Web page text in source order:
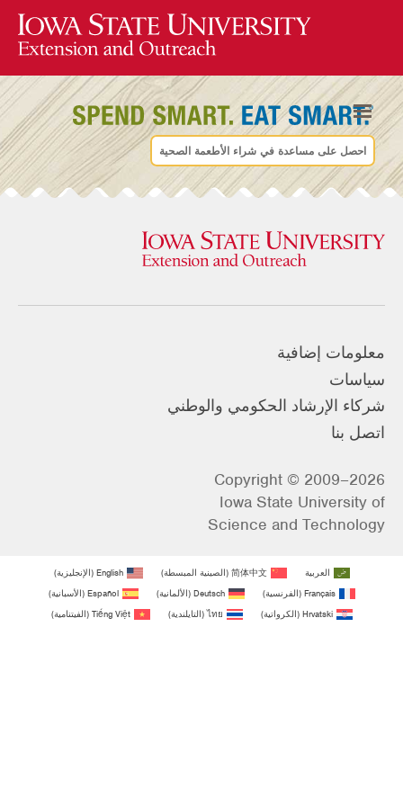
احصل على مساعدة في شراء الأطعمة الصحية
معلومات إضافية
سياسات
شركاء الإرشاد الحكومي والوطني
اتصل بنا
Copyright © 2009–2026
Iowa State University of
Science and Technology
العربية 简体中文
(الصينية المبسطة)
English
(الإنجليزية)
Français
(الفرنسية)
Deutsch
(الألمانية)
Español
(الأسبانية)
Hrvatski
(الكرواتية)
ไทย
(التايلندية)
Tiếng Việt
(الفيتنامية)